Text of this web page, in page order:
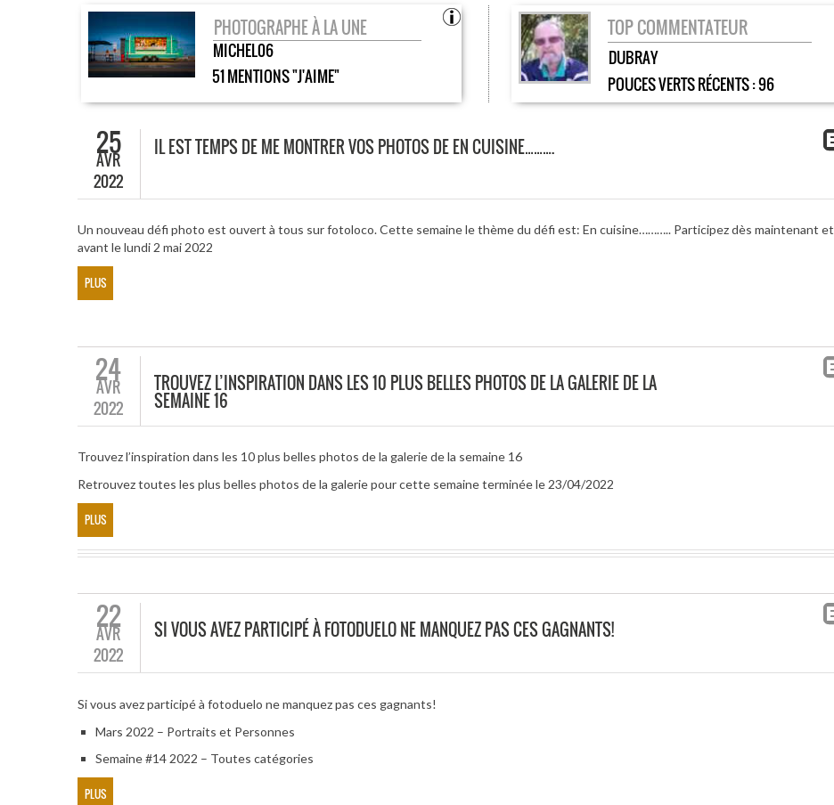
PHOTOGRAPHE À LA UNE
MICHEL06
51 MENTIONS "J'AIME"
TOP COMMENTATEUR
DUBRAY
POUCES VERTS RÉCENTS :96
25
AVR
2022
IL EST TEMPS DE ME MONTRER VOS PHOTOS DE EN CUISINE……….
Un nouveau défi photo est ouvert à tous sur fotoloco. Cette semaine le thème du défi est: En cuisine……….. Participez dès maintenant et
avant le lundi 2 mai 2022
PLUS
24
AVR
2022
TROUVEZ L’INSPIRATION DANS LES 10 PLUS BELLES PHOTOS DE LA GALERIE DE LA
SEMAINE 16
Trouvez l’inspiration dans les 10 plus belles photos de la galerie de la semaine 16
Retrouvez toutes les plus belles photos de la galerie pour cette semaine terminée le 23/04/2022
PLUS
22
AVR
2022
SI VOUS AVEZ PARTICIPÉ À FOTODUELO NE MANQUEZ PAS CES GAGNANTS!
Si vous avez participé à fotoduelo ne manquez pas ces gagnants!
Mars 2022 – Portraits et Personnes
Semaine #14 2022 – Toutes catégories
PLUS